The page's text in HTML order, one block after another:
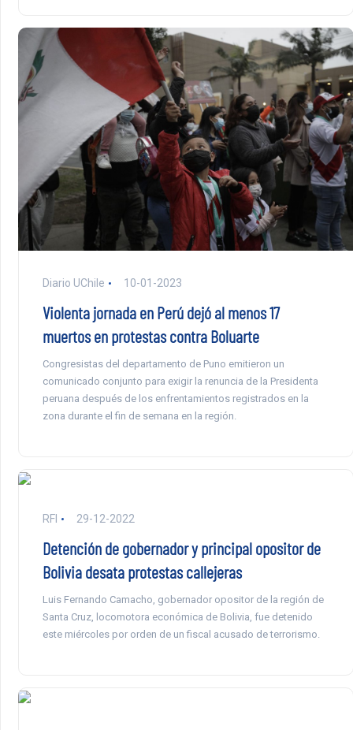
Diario UChile 10-01-2023
Violenta jornada en Perú dejó al menos 17
muertos en protestas contra Boluarte
Congresistas del departamento de Puno emitieron un
comunicado conjunto para exigir la renuncia de la Presidenta
peruana después de los enfrentamientos registrados en la
zona durante el fin de semana en la región.
RFI 29-12-2022
Detención de gobernador y principal opositor de
Bolivia desata protestas callejeras
Luis Fernando Camacho, gobernador opositor de la región de
Santa Cruz, locomotora económica de Bolivia, fue detenido
este miércoles por orden de un fiscal acusado de terrorismo.